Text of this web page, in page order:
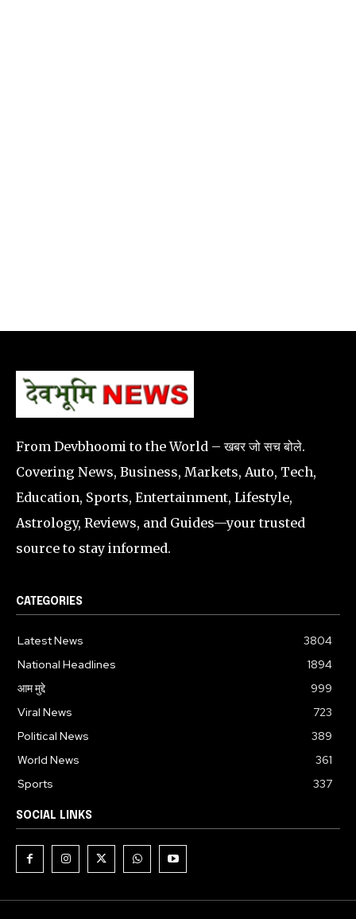
From Devbhoomi to the World – खबर जो सच बोले.
Covering News, Business, Markets, Auto, Tech,
Education, Sports, Entertainment, Lifestyle,
Astrology, Reviews, and Guides—your trusted
source to stay informed.
CATEGORIES
Latest News
3804
National Headlines
1894
आम मुद्दे
999
Viral News
723
Political News
389
World News
361
Sports
337
SOCIAL LINKS